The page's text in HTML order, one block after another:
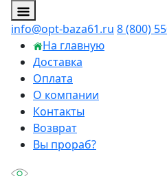
info@opt-baza61.ru 8 (800)
На главную
Доставка
Оплата
О компании
Контакты
Возврат
Вы прораб?